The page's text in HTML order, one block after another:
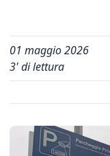
01 maggio 2026
3' di lettura